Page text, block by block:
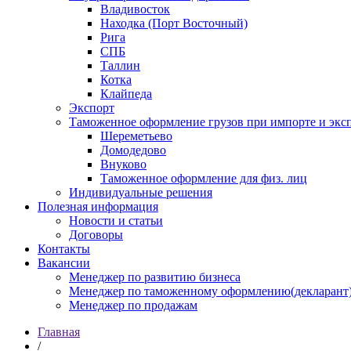
Владивосток
Находка (Порт Восточный)
Рига
СПБ
Таллин
Котка
Клайпеда
Экспорт
Таможенное оформление грузов при импорте и
Шереметьево
Домодедово
Внуково
Таможенное оформление для физ. лиц
Индивидуальные решения
Полезная информация
Новости и статьи
Договоры
Контакты
Вакансии
Менеджер по развитию бизнеса
Менеджер по таможенному
Менеджер по продажам
Главная
/